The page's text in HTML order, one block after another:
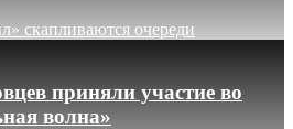
скапливаются очереди
приняли участие во
волна»